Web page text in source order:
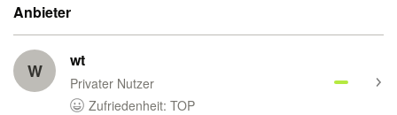
Anbieter
W wt
Privater Nutzer
Zufriedenheit: TOP